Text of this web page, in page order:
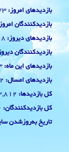
بازدیدهای امروز:
بازدیدکنندگان
بازدیدهای دیروز:
بازدیدکنندگان
بازدیدهای این ماه:
بازدیدهای امسال:
کل بازدیدها:
کل بازدیدکنند‌گان:
تاریخ به‌روزشدن